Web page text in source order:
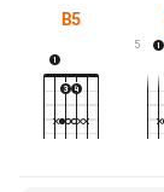
B5
5